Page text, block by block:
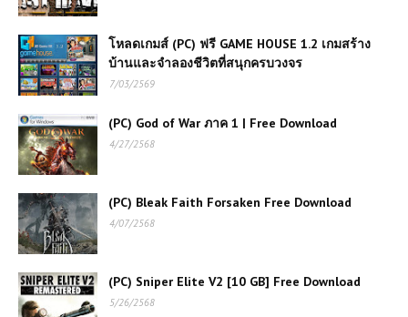
โหลดเกมส์ (PC) ฟรี GAME HOUSE 1.2 เกมสร้าง
บ้านและจำลองชีวิตที่สนุกครบวงจร
7/03/2569
(PC) God of War ภาค 1 | Free Download
4/27/2568
(PC) Bleak Faith Forsaken Free Download
4/07/2568
(PC) Sniper Elite V2 [10 GB] Free Download
5/26/2568